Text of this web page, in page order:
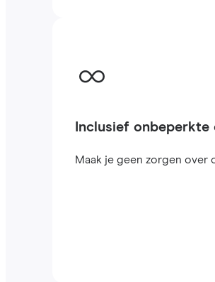
Inclusief onbeperkte
Maak je geen zorgen